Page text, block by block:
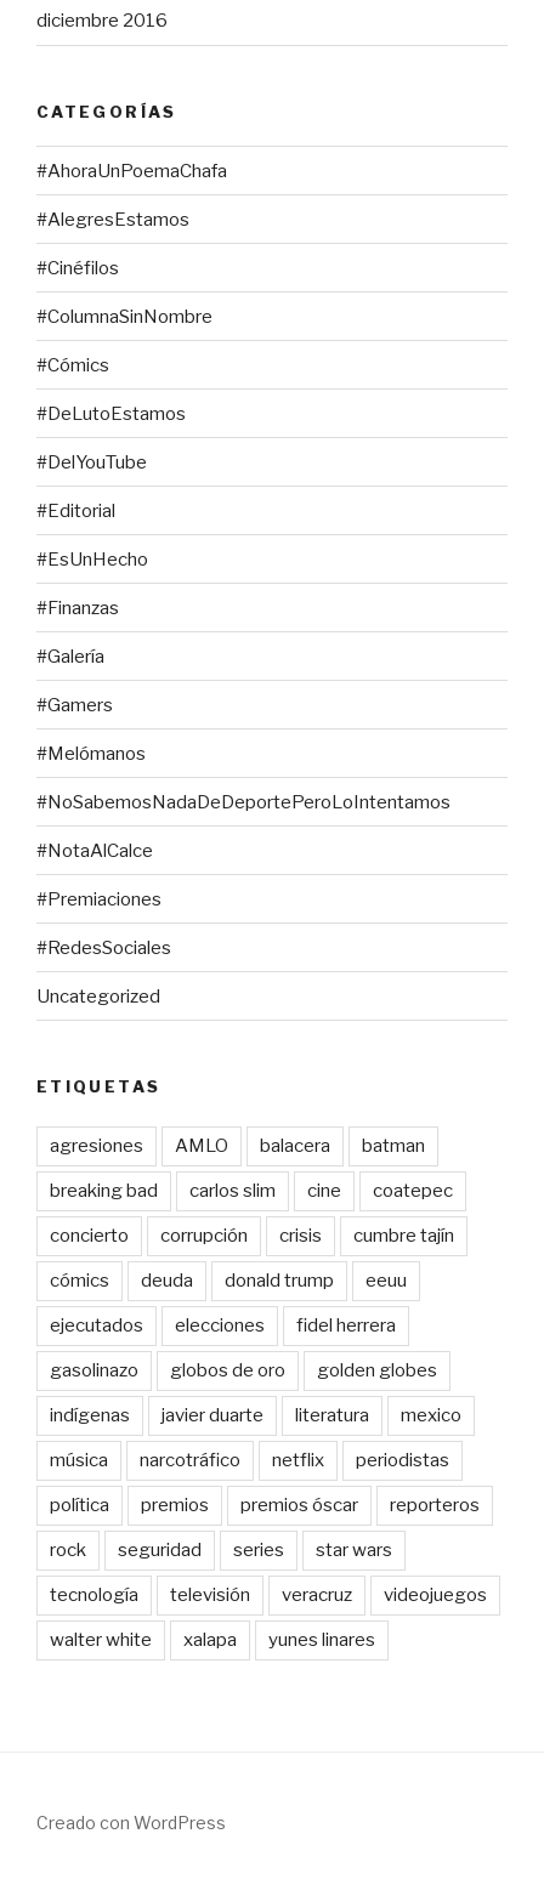
diciembre 2016
CATEGORÍAS
#AhoraUnPoemaChafa
#AlegresEstamos
#Cinéfilos
#ColumnaSinNombre
#Cómics
#DeLutoEstamos
#DelYouTube
#Editorial
#EsUnHecho
#Finanzas
#Galería
#Gamers
#Melómanos
#NoSabemosNadaDeDeportePeroLoIntentamos
#NotaAlCalce
#Premiaciones
#RedesSociales
Uncategorized
ETIQUETAS
agresiones AMLO balacera batman
breaking bad carlos slim cine coatepec
concierto corrupción crisis cumbre tajín
cómics deuda donald trump eeuu
ejecutados elecciones fidel herrera
gasolinazo globos de oro golden globes
indígenas javier duarte literatura mexico
música narcotráfico netflix periodistas
política premios premios óscar reporteros
rock seguridad series star wars
tecnología televisión veracruz videojuegos
walter white xalapa yunes linares
Creado con WordPress